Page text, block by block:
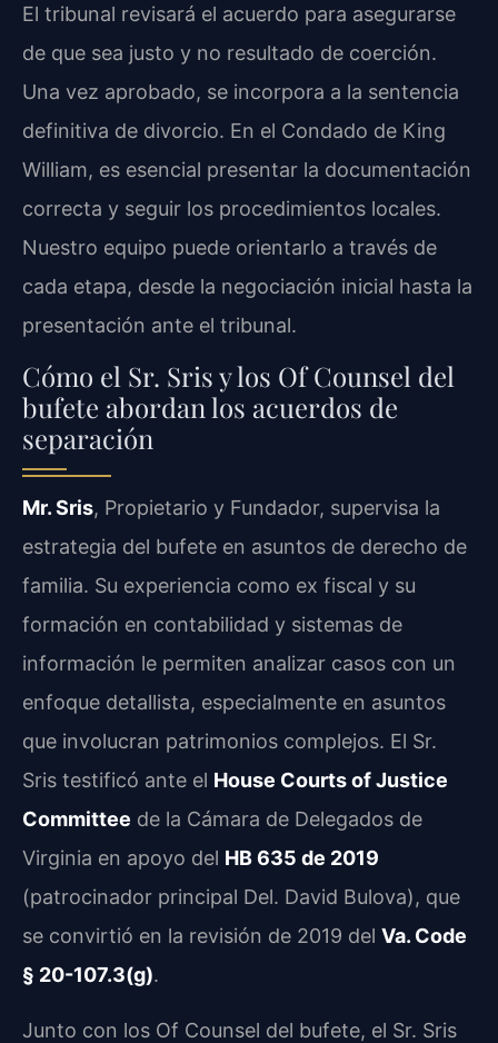
El tribunal revisará el acuerdo para asegurarse
de que sea justo y no resultado de coerción.
Una vez aprobado, se incorpora a la sentencia
definitiva de divorcio. En el Condado de King
William, es esencial presentar la documentación
correcta y seguir los procedimientos locales.
Nuestro equipo puede orientarlo a través de
cada etapa, desde la negociación inicial hasta la
presentación ante el tribunal.
Cómo el Sr. Sris y los Of Counsel del
bufete abordan los acuerdos de
separación
Mr. Sris, Propietario y Fundador, supervisa la
estrategia del bufete en asuntos de derecho de
familia. Su experiencia como ex fiscal y su
formación en contabilidad y sistemas de
información le permiten analizar casos con un
enfoque detallista, especialmente en asuntos
que involucran patrimonios complejos. El Sr.
Sris testificó ante el House Courts of Justice
Committee de la Cámara de Delegados de
Virginia en apoyo del HB 635 de 2019
(patrocinador principal Del. David Bulova), que
se convirtió en la revisión de 2019 del Va. Code
§ 20-107.3(g).
Junto con los Of Counsel del bufete, el Sr. Sris